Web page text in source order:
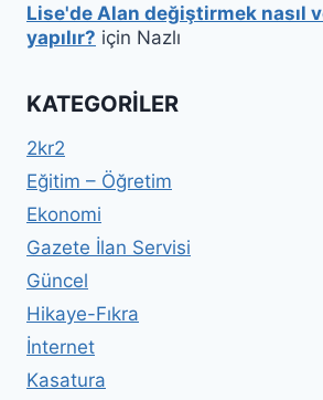
Lise'de Alan değiştirmek nasıl
yapılır? için Nazlı
KATEGORILER
2kr2
Eğitim – Öğretim
Ekonomi
Gazete İlan Servisi
Güncel
Hikaye-Fıkra
İnternet
Kasatura